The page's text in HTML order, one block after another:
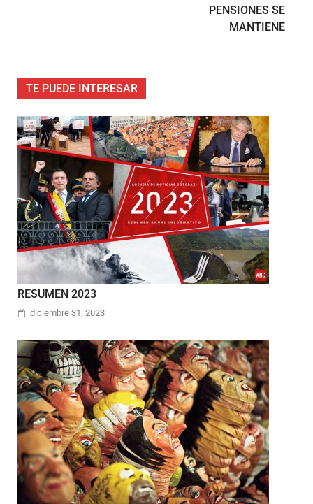
PENSIONES SE
MANTIENE
TE PUEDE INTERESAR
RESUMEN 2023
diciembre 31, 2023